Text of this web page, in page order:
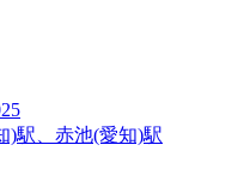
)駅、赤池(愛知)駅